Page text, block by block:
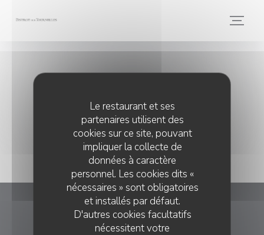
Le restaurant et ses
partenaires utilisent des
cookies sur ce site, pouvant
impliquer la collecte de
données à caractère
personnel. Les cookies dits «
nécessaires » sont obligatoires
et installés par défaut.
D'autres cookies facultatifs
nécessitent votre
Bistrot des Tournelles